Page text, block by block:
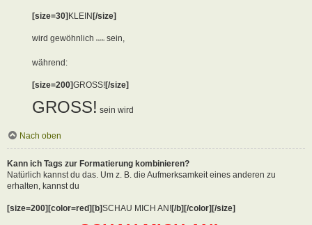
[size=30]KLEIN[/size]
wird gewöhnlich KLEIN sein,
während:
[size=200]GROSS![/size]
GROSS! sein wird
Nach oben
Kann ich Tags zur Formatierung kombinieren?
Natürlich kannst du das. Um z. B. die Aufmerksamkeit eines anderen zu
erhalten, kannst du
[size=200][color=red][b]SCHAU MICH AN![/b][/color][/size]